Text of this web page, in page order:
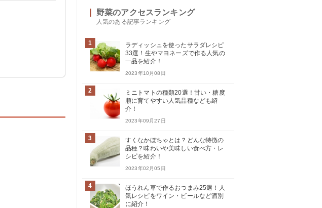
野菜のアクセスランキング
人気のある記事ランキング
1
ラディッシュを使ったサラダレシピ
33選！生やマヨネーズで作る人気の
一品を紹介！
2023年10月08日
2
ミニトマトの種類20選！甘い・糖度
順に育てやすい人気品種なども紹
介！
2023年09月27日
3
すくなかぼちゃとは？どんな特徴の
品種？味わいや美味しい食べ方・レ
シピを紹介！
2023年02月05日
4
ほうれん草で作るおつまみ25選！人
気レシピをワイン・ビールなど酒別
に紹介！